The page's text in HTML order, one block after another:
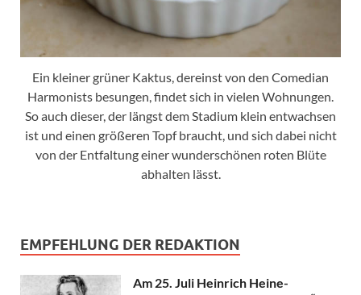
Ein kleiner grüner Kaktus, dereinst von den Comedian
Harmonists besungen, findet sich in vielen Wohnungen.
So auch dieser, der längst dem Stadium klein entwachsen
ist und einen größeren Topf braucht, und sich dabei nicht
von der Entfaltung einer wunderschönen roten Blüte
abhalten lässt.
EMPFEHLUNG DER REDAKTION
Am 25. Juli Heinrich Heine-